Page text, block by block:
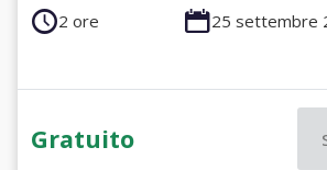
2 ore 25 settembre
Gratuito